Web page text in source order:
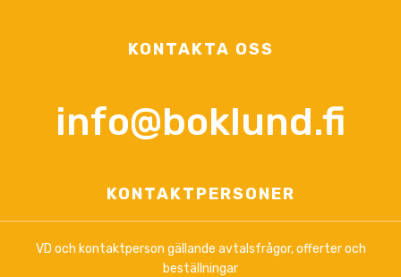
KONTAKTA OSS
info@boklund.fi
KONTAKTPERSONER
VD och kontaktperson gällande avtalsfrågor, offerter och
beställningar